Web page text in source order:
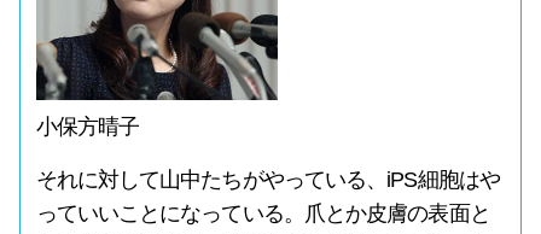
小保方晴子
それに対して山中たちがやっている、iPS細胞はや
っていいことになっている。爪とか皮膚の表面と